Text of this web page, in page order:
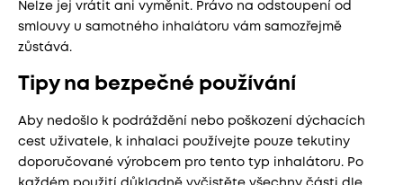
Nelze jej vrátit ani vyměnit. Právo na odstoupení od
smlouvy u samotného inhalátoru vám samozřejmě
zůstává.
Tipy na bezpečné používání
Aby nedošlo k podráždění nebo poškození dýchacích
cest uživatele, k inhalaci používejte pouze tekutiny
doporučované výrobcem pro tento typ inhalátoru. Po